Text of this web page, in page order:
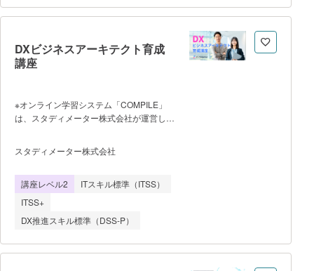
まで一気通貫で取り組む ・後半では、
等、社内でITプロジェクトを推進するため
に必要な知識やスキルのエッセンスを学ぶ
ことが可能 ■ カリキュラム
テクノロジースキル・知識を身につけ、1
年後にDXを推進できる人材になることを
期】：モックアップ開発（6ヶ月 ①フ
トータルで学びながらコーディングを体験
し、最短最速で学習習慣を身につけ
る。 ②モックアップ開発におい
DXビジネスアーキテクト育成
講座
※オンライン学習システム「COMPILE」
は、スタディメーター株式会社が運営して
（DSS）」で定義される人材類型の一つで
ある「ビジネスアーキテクト」の要件を網
らデジタル技術の基礎的な知識、施策立
案、生成AI時代の思考法まで、DXを推進
できます。 【本講座の特
DX研修の人気コンテンツを再編集。本講
スタディメーター株式会社
講座レベル2
ITスキル標準（ITSS）
ITSS+
DX推進スキル標準（DSS-P）